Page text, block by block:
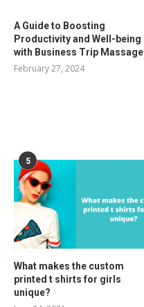
A Guide to Boosting
Productivity and Well-being
with Business Trip Massage
February 27, 2024
5
What makes the custom
printed t shirts for girls
unique?